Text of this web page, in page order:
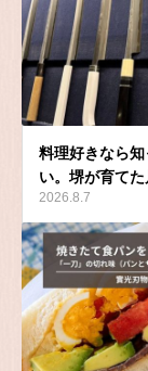
料理好きなら
い。堺が育て
2026.8.7